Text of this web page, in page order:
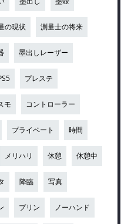
の現状 測量士の将来
墨出しレーザー
プレステ
モ コントローラー
プライベート 時間
メリハリ 休憩 休憩中
降臨 写真
プリン ノーハンド